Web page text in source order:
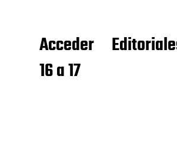
Acceder
16 a 17